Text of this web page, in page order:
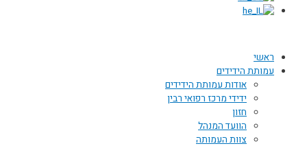
ראשי
עמותת הידידים
אודות עמותת הידידים
ידידי מרכז רפואי רבין
חזון
הוועד המנהל
צוות העמותה